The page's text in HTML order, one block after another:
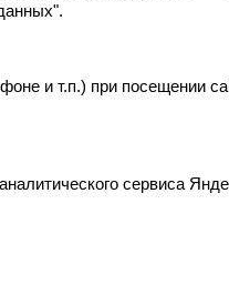
и т.п.) при посещении
сервиса